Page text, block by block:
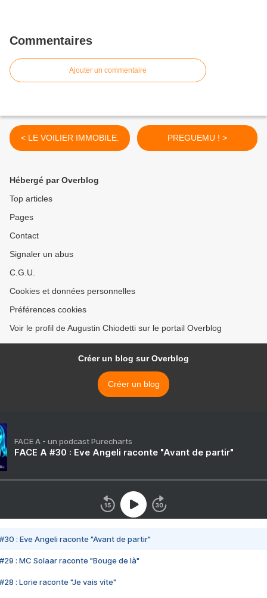
Commentaires
Ajouter un commentaire
< LE VOILIER IMMOBILE. PREGUEMU ! >
Hébergé par Overblog
Top articles
Pages
Contact
Signaler un abus
C.G.U.
Cookies et données personnelles
Préférences cookies
Voir le profil de Augustin Chiodetti sur le portail Overblog
Créer un blog sur Overblog
Créer un blog
FACE A - un podcast Purecharts
FACE A #30 : Eve Angeli raconte "Avant de partir"
#30 : Eve Angeli raconte "Avant de partir"
#29 : MC Solaar raconte "Bouge de là"
#28 : Lorie raconte "Je vais vite"